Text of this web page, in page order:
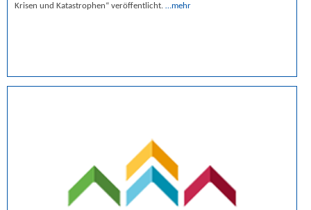
Krisen und Katastrophen“ veröffentlicht. …mehr